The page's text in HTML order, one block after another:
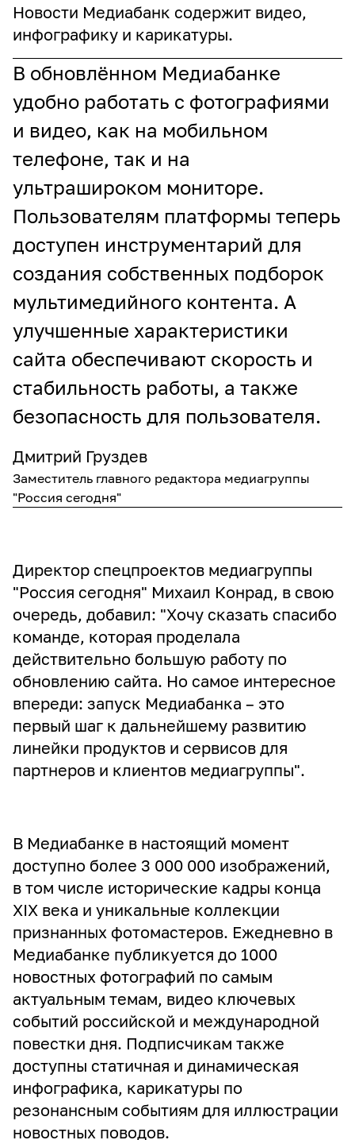
Новости Медиабанк содержит видео,
инфографику и карикатуры.
В обновлённом Медиабанке
удобно работать с фотографиями
и видео, как на мобильном
телефоне, так и на
ультрашироком мониторе.
Пользователям платформы теперь
доступен инструментарий для
создания собственных подборок
мультимедийного контента. А
улучшенные характеристики
сайта обеспечивают скорость и
стабильность работы, а также
безопасность для пользователя.
Дмитрий Груздев
Заместитель главного редактора медиагруппы
"Россия сегодня"
Директор спецпроектов медиагруппы
"Россия сегодня" Михаил Конрад, в свою
очередь, добавил: "Хочу сказать спасибо
команде, которая проделала
действительно большую работу по
обновлению сайта. Но самое интересное
впереди: запуск Медиабанка – это
первый шаг к дальнейшему развитию
линейки продуктов и сервисов для
партнеров и клиентов медиагруппы".
В Медиабанке в настоящий момент
доступно более 3 000 000 изображений,
в том числе исторические кадры конца
XIX века и уникальные коллекции
признанных фотомастеров. Ежедневно в
Медиабанке публикуется до 1000
новостных фотографий по самым
актуальным темам, видео ключевых
событий российской и международной
повестки дня. Подписчикам также
доступны статичная и динамическая
инфографика, карикатуры по
резонансным событиям для иллюстрации
новостных поводов.